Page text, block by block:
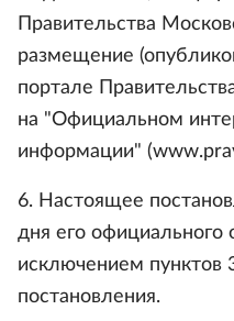
Правительства
размещение
портале
на "Официальном
информации"
6. Настоящее
дня его официального
исключением пунктов
постановления.